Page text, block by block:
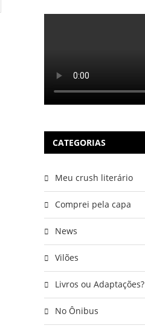
CATEGORIAS
Meu crush literário
Comprei pela capa
News
Vilões
Livros ou Adaptações?
No Ônibus